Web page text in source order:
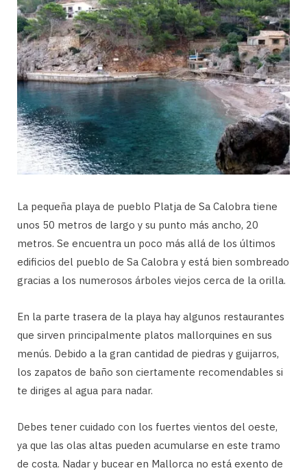
La pequeña playa de pueblo Platja de Sa Calobra tiene
unos 50 metros de largo y su punto más ancho, 20
metros. Se encuentra un poco más allá de los últimos
edificios del pueblo de Sa Calobra y está bien sombreado
gracias a los numerosos árboles viejos cerca de la orilla.
En la parte trasera de la playa hay algunos restaurantes
que sirven principalmente platos mallorquines en sus
menús. Debido a la gran cantidad de piedras y guijarros,
los zapatos de baño son ciertamente recomendables si
te diriges al agua para nadar.
Debes tener cuidado con los fuertes vientos del oeste,
ya que las olas altas pueden acumularse en este tramo
de costa. Nadar y bucear en Mallorca no está exento de